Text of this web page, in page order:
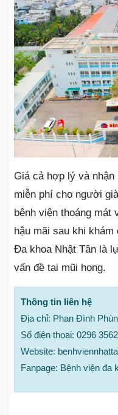
Giá cả hợp lý và nhận
miễn phí cho người
bệnh viện thoáng
hậu mãi sau khi
Đa khoa Nhật Tân là
vấn đề tai mũi họng.
Thông tin liên hệ
Địa chỉ: Phan Đình
Số điện thoại: 0296
Website:
Fanpage: Bệnh viện đa